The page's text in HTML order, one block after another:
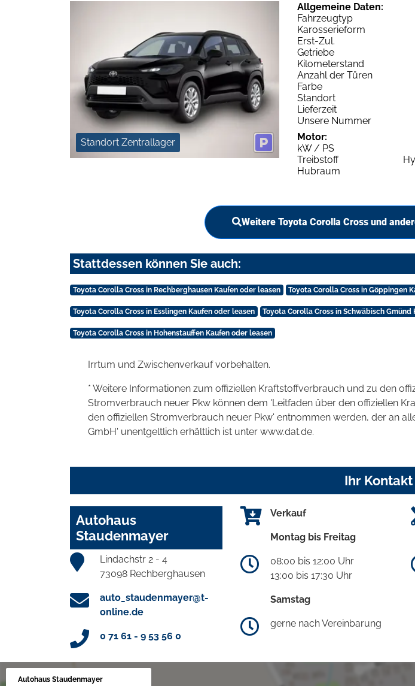
Standort Zentrallager
Allgemeine Daten:
Fahrzeugtyp
Karosserieform
Erst-Zul.
Getriebe
Kilometerstand
Anzahl der Türen
Farbe
Standort
Lieferzeit
Unsere Nummer
Motor:
kW / PS
Treibstoff
Hubraum
Weitere Toyota Corolla Cross und
Stattdessen können Sie auch:
Toyota Corolla Cross in Rechberghausen Kaufen oder leasen Toyota Corolla Cross in Göppingen
Toyota Corolla Cross in Esslingen Kaufen oder leasen Toyota Corolla Cross in Schwäbisch Gmünd
Toyota Corolla Cross in Hohenstauffen Kaufen oder leasen
Irrtum und Zwischenverkauf vorbehalten.
* Weitere Informationen zum offiziellen Kraftstoffverbrauch und zu den
Stromverbrauch neuer Pkw können dem 'Leitfaden über den offiziellen
den offiziellen Stromverbrauch neuer Pkw' entnommen werden, der an
GmbH' unentgeltlich erhältlich ist unter www.dat.de.
Ihr Kontakt
Autohaus
Staudenmayer
Lindachstr 2 - 4
73098 Rechberghausen
auto_staudenmayer@t-
online.de
0 71 61 - 9 53 56 0
Verkauf
Montag bis Freitag
08:00 bis 12:00 Uhr
13:00 bis 17:30 Uhr
Samstag
gerne nach Vereinbarung
Autohaus Staudenmayer